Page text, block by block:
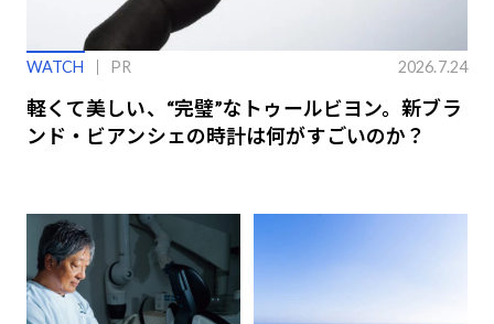
WATCH PR 2026.7.24
軽くて美しい、“完璧”なトゥールビヨン。新ブラ
ンド・ビアンシェの時計は何がすごいのか？